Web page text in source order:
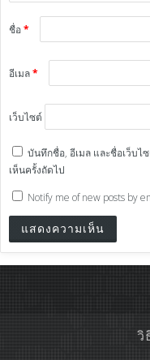
ชื่อ*
อีเมล*
เว็บไซต์
บันทึกชื่อ, อีเมล และชื่อเว็บไ
เห็นครั้งถัดไป
Notify me of new posts by
วิ